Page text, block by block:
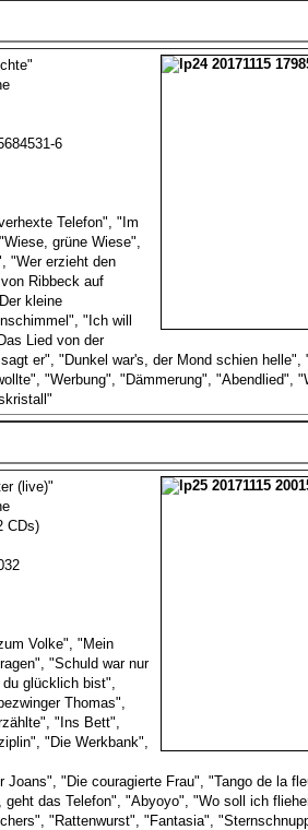
6
Telefon", "Im
grüne Wiese",
"Wer erzieht den
Ribbeck auf
kleine
"Ich will
Lied von der
er", "Dunkel war's, der Mond schien
"Werbung", "Dämmerung", "Abendlied",
(live)"
CDs)
Volke", "Mein
"Schuld war nur
glücklich bist",
Thomas",
"Ins Bett",
"Die Werkbank",
Joans", "Die couragierte Frau", "Tango de la
geht das Telefon", "Abyoyo", "Wo soll ich
"Rattenwurst", "Fantasia",